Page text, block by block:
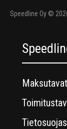
Speedline Oy ©
Maksutavat